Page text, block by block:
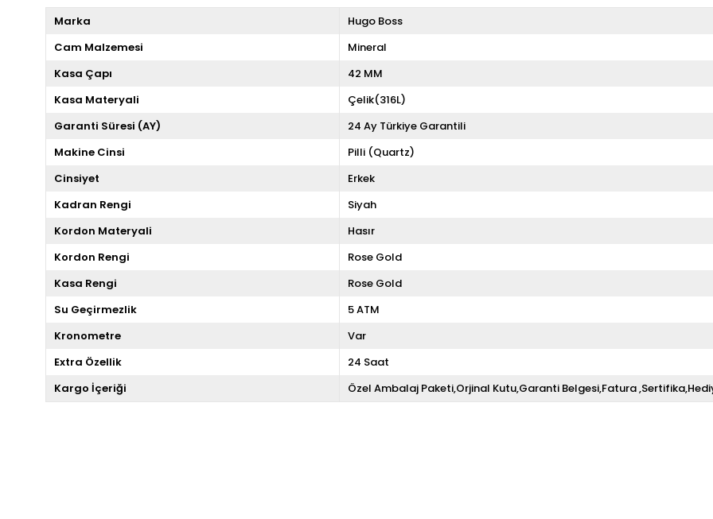
Marka
Hugo Boss
Cam Malzemesi
Mineral
Kasa Çapı
42 MM
Kasa Materyali
Çelik(316L)
Garanti Süresi (AY)
24 Ay Türkiye Garantili
Makine Cinsi
Pilli (Quartz)
Cinsiyet
Erkek
Kadran Rengi
Siyah
Kordon Materyali
Hasır
Kordon Rengi
Rose Gold
Kasa Rengi
Rose Gold
Su Geçirmezlik
5 ATM
Kronometre
Var
Extra Özellik
24 Saat
Kargo İçeriği
Özel Ambalaj Paketi,Orjinal Kutu,Garanti Belgesi,Fatura